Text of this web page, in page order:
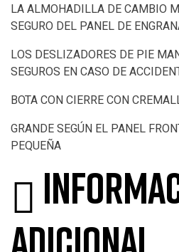
LA ALMOHADILLA DE CAMBIO
SEGURO DEL PANEL DE
LOS DESLIZADORES DE PIE
SEGUROS EN CASO DE
BOTA CON CIERRE CON
GRANDE SEGÚN EL PANEL
PEQUEÑA
adicional